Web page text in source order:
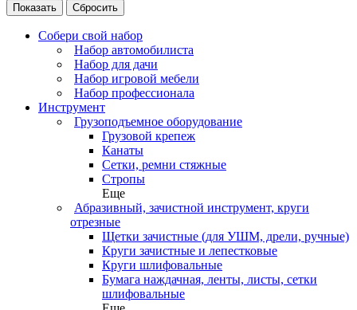
Сбросить
Собери свой набор
Набор автомобилиста
Набор для дачи
Набор игровой мебели
Набор профессионала
Инструмент
Грузоподъемное оборудование
Грузовой крепеж
Канаты
Сетки, ремни стяжные
Стропы
Еще
Абразивный, зачистной инструмент, круги
отрезные
Щетки зачистные (для УШМ, дрели, ручные)
Круги зачистные и лепестковые
Круги шлифовальные
Бумага наждачная, ленты, листы, сетки
шлифовальные